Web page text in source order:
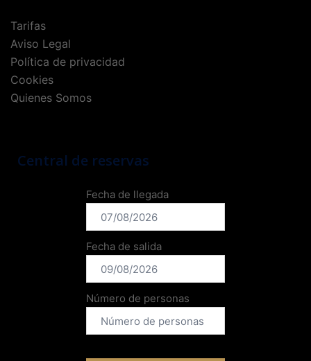
Tarifas
Aviso Legal
Política de privacidad
Cookies
Quienes Somos
Central de reservas
Fecha de llegada
Fecha de salida
Número de personas